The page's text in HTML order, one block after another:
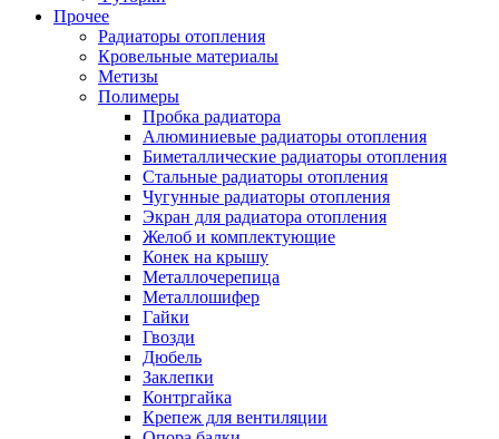
Прочее
Радиаторы отопления
Кровельные материалы
Метизы
Полимеры
Пробка радиатора
Алюминиевые радиаторы отопления
Биметаллические радиаторы отопления
Стальные радиаторы отопления
Чугунные радиаторы отопления
Экран для радиатора отопления
Желоб и комплектующие
Конек на крышу
Металлочерепица
Металлошифер
Гайки
Гвозди
Дюбель
Заклепки
Контргайка
Крепеж для вентиляции